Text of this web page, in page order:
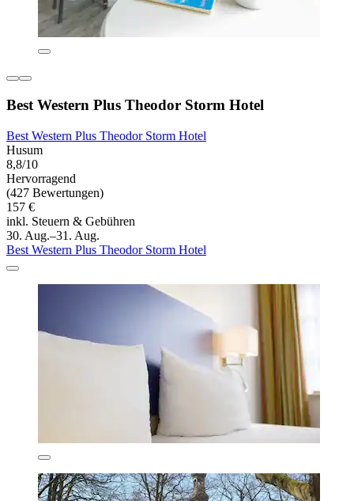
Best Western Plus Theodor Storm Hotel
Best Western Plus Theodor Storm Hotel
Husum
8,8/10
Hervorragend
(427 Bewertungen)
157 €
inkl. Steuern & Gebühren
30. Aug.–31. Aug.
Best Western Plus Theodor Storm Hotel